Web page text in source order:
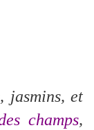
jasmins, et
champs,